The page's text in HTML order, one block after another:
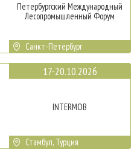
Петербургский Международный
Лесопромышленный Форум
Санкт-Петербург
17-20.10.2026
INTERMOB
Стамбул, Турция